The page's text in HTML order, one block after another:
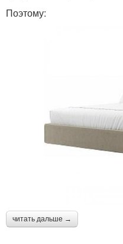
Поэтому:
читать дальше →